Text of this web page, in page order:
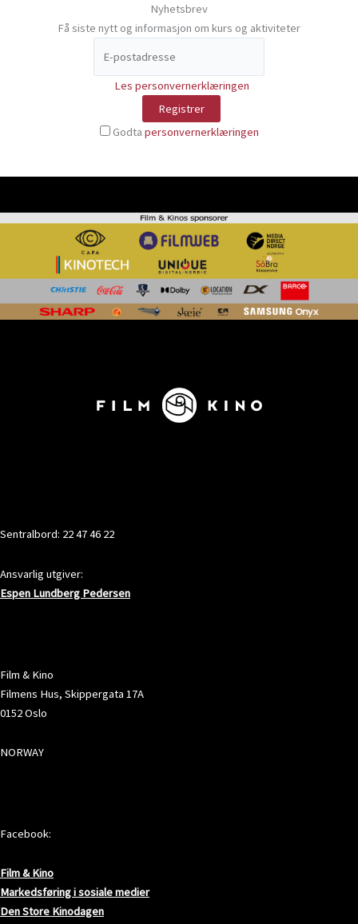
Nyhetsbrev
Få siste nytt og informasjon om kurs og aktiviteter
Les personvernerklæringen
Godta personvernerklæringen
Sentralbord: 22 47 46 22
Ansvarlig utgiver:
Espen Lundberg Pedersen
Film & Kino
Filmens Hus, Skippergata 17A
0152 Oslo
NORWAY
Facebook:
Film & Kino
Markedsføring i sosiale medier
Den Store Kinodagen